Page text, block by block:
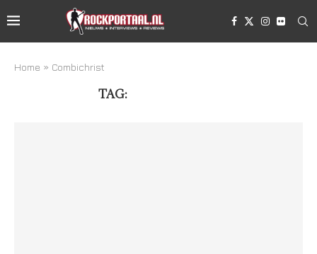
Home » Combichrist
TAG: